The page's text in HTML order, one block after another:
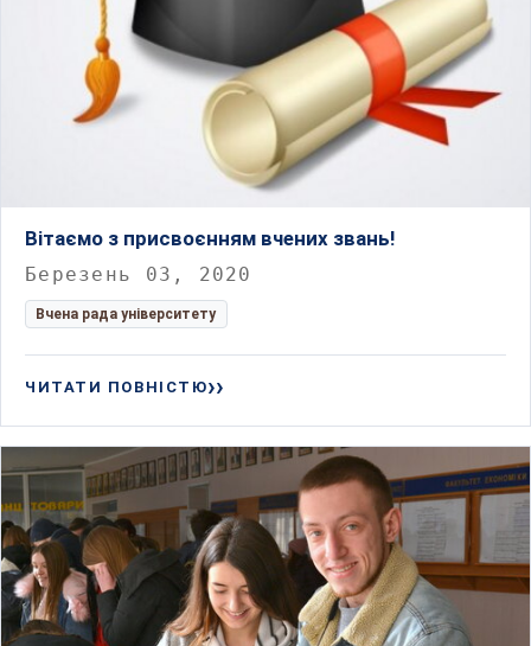
Вітаємо з присвоєнням вчених звань!
Березень 03, 2020
Вчена рада університету
ЧИТАТИ ПОВНІСТЮ